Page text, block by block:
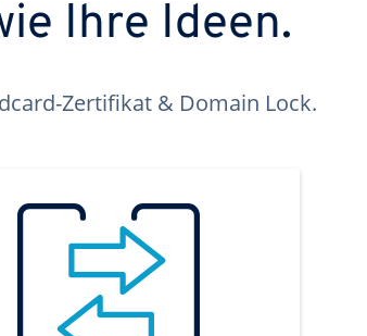
Ihre Ideen.
Zertifikat & Domain Lock.